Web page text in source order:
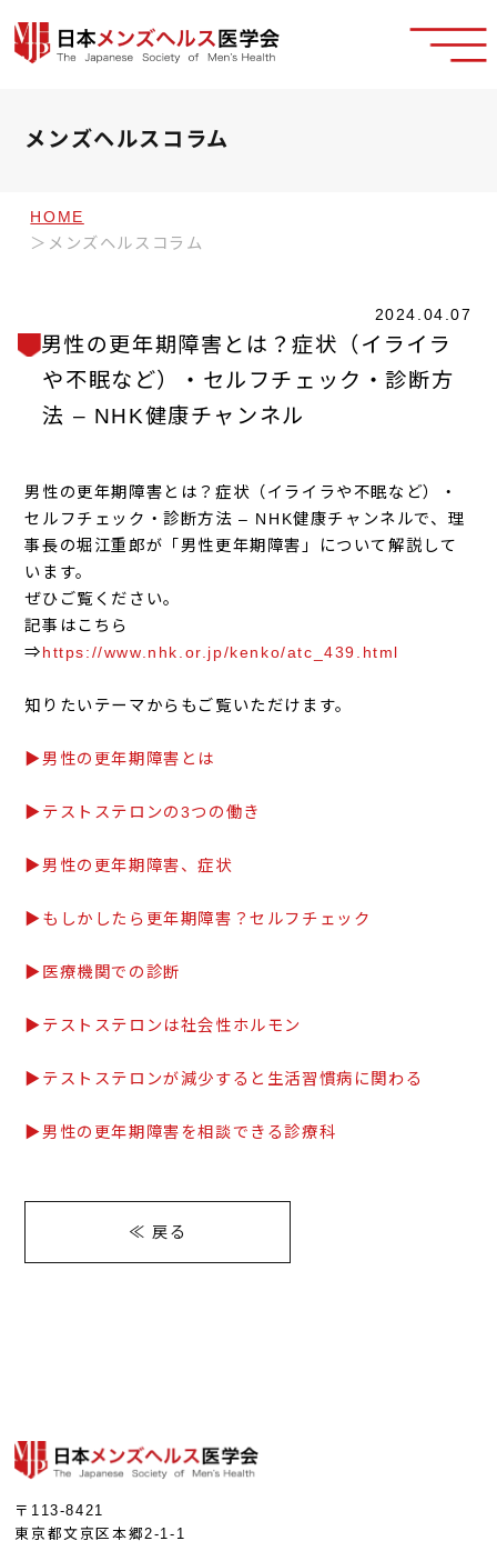
メンズヘルスコラム
HOME
メンズヘルスコラム
2024.04.07
男性の更年期障害とは？症状（イライラ
や不眠など）・セルフチェック・診断方
法 – NHK健康チャンネル
男性の更年期障害とは？症状（イライラや不眠など）・
セルフチェック・診断方法 – NHK健康チャンネルで、理
事長の堀江重郎が「男性更年期障害」について解説して
います。
ぜひご覧ください。
記事はこちら
⇒https://www.nhk.or.jp/kenko/atc_439.html
知りたいテーマからもご覧いただけます。
▶男性の更年期障害とは
▶テストステロンの3つの働き
▶男性の更年期障害、症状
▶もしかしたら更年期障害？セルフチェック
▶医療機関での診断
▶テストステロンは社会性ホルモン
▶テストステロンが減少すると生活習慣病に関わる
▶男性の更年期障害を相談できる診療科
≪ 戻る
〒113-8421
東京都文京区本郷2-1-1